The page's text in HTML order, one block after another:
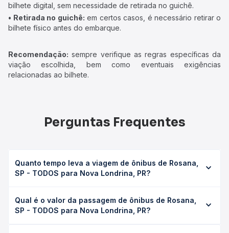
bilhete digital, sem necessidade de retirada no guichê.
• Retirada no guichê: em certos casos, é necessário retirar o
bilhete físico antes do embarque.
Recomendação: sempre verifique as regras específicas da
viação escolhida, bem como eventuais exigências
relacionadas ao bilhete.
Perguntas Frequentes
Quanto tempo leva a viagem de ônibus de Rosana,
SP - TODOS para Nova Londrina, PR?
Londrina, PR leva em média 1h 31min, podendo variar
conforme a viação, o tipo de serviço (convencional,
Qual é o valor da passagem de ônibus de Rosana,
SP - TODOS para Nova Londrina, PR?